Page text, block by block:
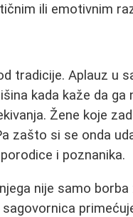
ili emotivnim
tradicije. Aplauz u
kada kaže da ga
Žene koje
zašto si se onda
i poznanika.
nije samo borba